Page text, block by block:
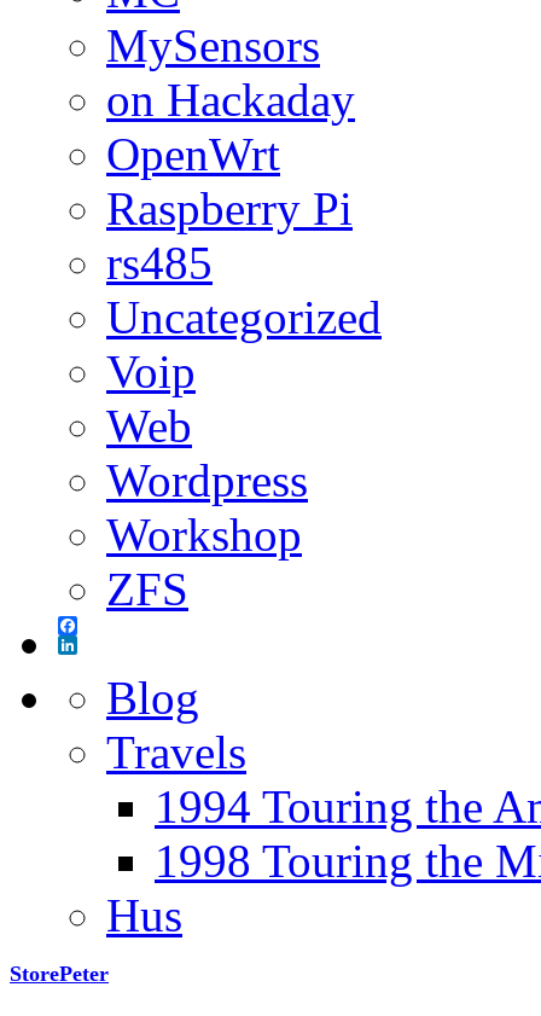
MySensors
on Hackaday
OpenWrt
Raspberry Pi
rs485
Uncategorized
Voip
Web
Wordpress
Workshop
ZFS
Facebook
Blog
Travels
1994 Touring the
1998 Touring the
Hus
StorePeter